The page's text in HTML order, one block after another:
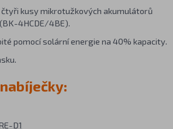
čtyři kusy mikrotužkových akumulátorů
4HCDE/4BE).
pomocí solární energie na 40% kapacity.
D1